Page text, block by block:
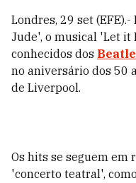
Londres, 29 set
Jude', o musical 'Let it
conhecidos dos
no aniversário dos 50
de Liverpool.
Os hits se seguem
'concerto teatral',